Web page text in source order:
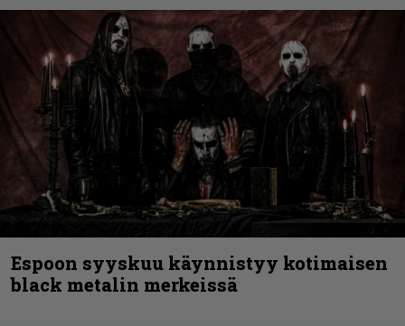
Espoon syyskuu käynnistyy kotimaisen
black metalin merkeissä